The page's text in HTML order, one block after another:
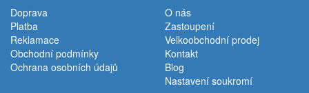
Doprava
Platba
Reklamace
Obchodní podmínky
Ochrana osobních údajů
O nás
Zastoupení
Velkoobchodní prodej
Kontakt
Blog
Nastavení soukromí